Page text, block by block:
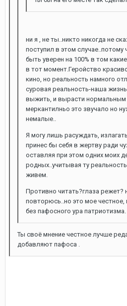
ни я , не ты..никто никогда не
поступил в этом случае..потому
быть уверен на 100% в том
в тот момент.Геройство
кино, но реальность намного
суровая реальность-наша
выжить, и вырасти нормальным
меркантилньо это звучало но
немалые..
Я могу лишь расуждать,
принес бы себя в жертву ради
оставляя при этом одних моих
родных..учитывая ту
живем.
Противно читать?глаза режет?
повторюсь..но это мое честное,
без пафосного ура патриотизма.
Ты своё мнение честное лучше
добавляют пафоса .